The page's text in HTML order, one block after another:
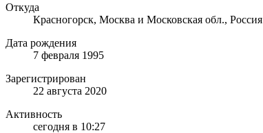
Откуда
Красногорск, Москва и Московская обл., Россия
Дата рождения
7 февраля 1995
Зарегистрирован
22 августа 2020
Активность
сегодня в 10:27